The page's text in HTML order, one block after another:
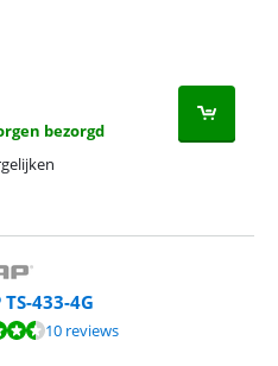
bezorgd
TS-433-4G
op 10 reviews.
10 reviews